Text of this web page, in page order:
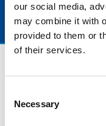
our social media,
may combine it with
provided to them or
of their services.
Selection
Necessary